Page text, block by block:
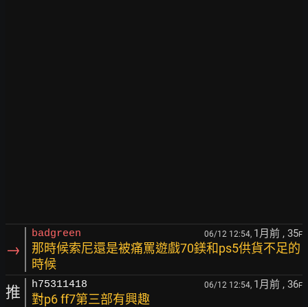
→
badgreen 06/12 12:54, 1月前 , 35F
那時候索尼還是被痛罵遊戲70鎂和ps5供貨不足的
時候
推 h75311418 06/12 12:54, 1月前 , 36F
對p6 ff7第三部有興趣